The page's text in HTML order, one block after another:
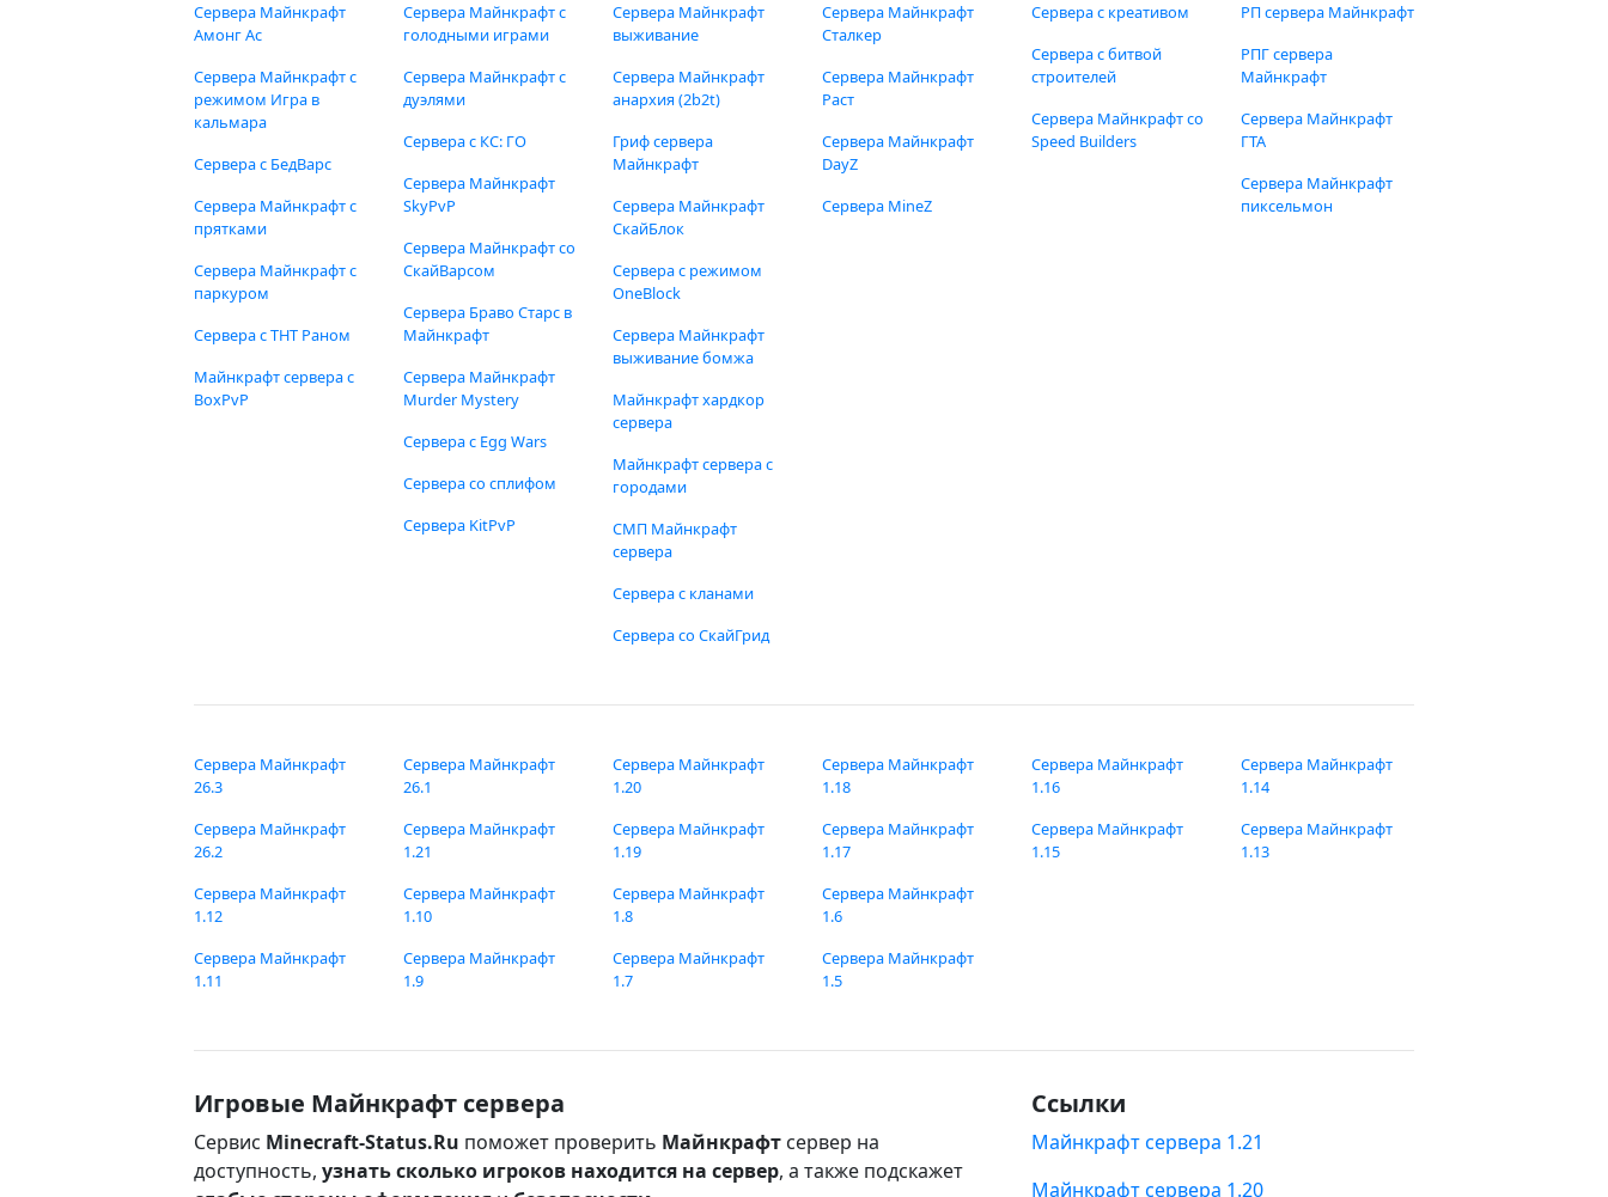
Сервера Майнкрафт
Амонг Ас
Сервера Майнкрафт с
режимом Игра в
кальмара
Сервера с БедВарс
Сервера Майнкрафт с
прятками
Сервера Майнкрафт с
паркуром
Сервера с ТНТ Раном
Майнкрафт сервера с
BoxPvP
Сервера Майнкрафт с
голодными играми
Сервера Майнкрафт с
дуэлями
Сервера с КС: ГО
Сервера Майнкрафт
SkyPvP
Сервера Майнкрафт со
СкайВарсом
Сервера Браво Старс в
Майнкрафт
Сервера Майнкрафт
Murder Mystery
Сервера с Egg Wars
Сервера со сплифом
Сервера KitPvP
Сервера Майнкрафт
выживание
Сервера Майнкрафт
анархия (2b2t)
Гриф сервера
Майнкрафт
Сервера Майнкрафт
СкайБлок
Сервера с режимом
OneBlock
Сервера Майнкрафт
выживание бомжа
Майнкрафт хардкор
сервера
Майнкрафт сервера с
городами
СМП Майнкрафт
сервера
Сервера с кланами
Сервера со СкайГрид
Сервера Майнкрафт
Сталкер
Сервера Майнкрафт
Раст
Сервера Майнкрафт
DayZ
Сервера MineZ
Сервера с креативом
Сервера с битвой
строителей
Сервера Майнкрафт со
Speed Builders
РП сервера Майнкрафт
РПГ сервера
Майнкрафт
Сервера Майнкрафт
ГТА
Сервера Майнкрафт
пиксельмон
Сервера Майнкрафт
26.3
Сервера Майнкрафт
26.2
Сервера Майнкрафт
26.1
Сервера Майнкрафт
1.21
Сервера Майнкрафт
1.20
Сервера Майнкрафт
1.19
Сервера Майнкрафт
1.18
Сервера Майнкрафт
1.17
Сервера Майнкрафт
1.16
Сервера Майнкрафт
1.15
Сервера Майнкрафт
1.14
Сервера Майнкрафт
1.13
Сервера Майнкрафт
1.12
Сервера Майнкрафт
1.11
Сервера Майнкрафт
1.10
Сервера Майнкрафт
1.9
Сервера Майнкрафт
1.8
Сервера Майнкрафт
1.7
Сервера Майнкрафт
1.6
Сервера Майнкрафт
1.5
Игровые Майнкрафт сервера
Сервис Minecraft-Status.Ru поможет проверить Майнкрафт сервер на
доступность, узнать сколько игроков находится на сервер, а также подскажет
Ссылки
Майнкрафт сервера 1.21
Майнкрафт сервера 1.20